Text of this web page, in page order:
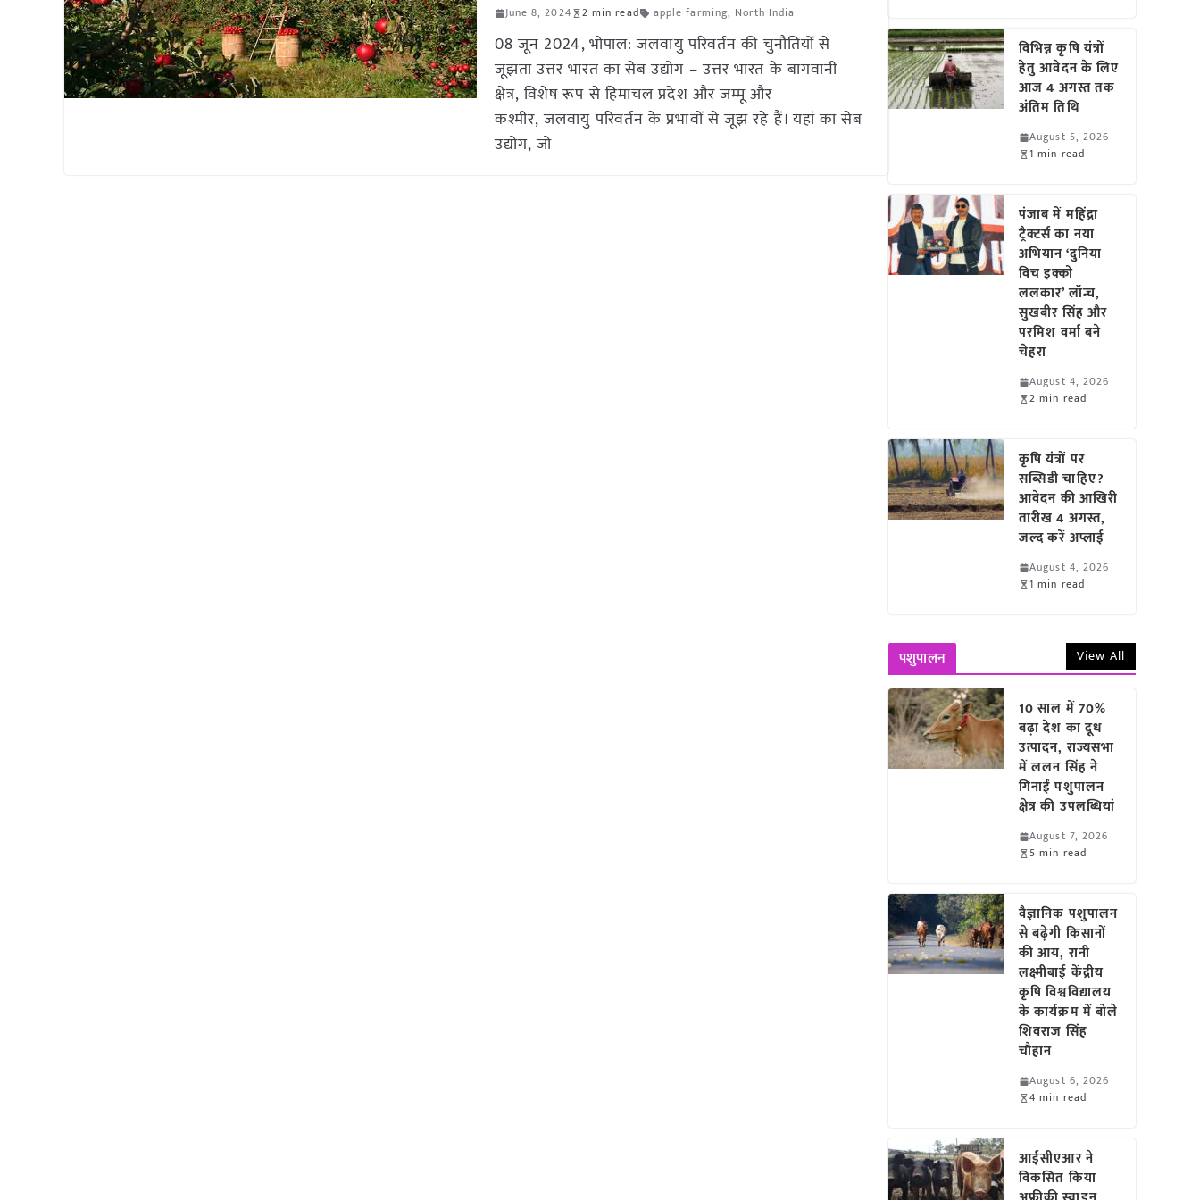
June 8, 2024 2 min read apple farming, North India
08 जून 2024, भोपाल: जलवायु परिवर्तन की चुनौतियों से
जूझता उत्तर भारत का सेब उद्योग – उत्तर भारत के बागवानी
क्षेत्र, विशेष रूप से हिमाचल प्रदेश और जम्मू और
कश्मीर, जलवायु परिवर्तन के प्रभावों से जूझ रहे हैं। यहां का सेब
उद्योग, जो
विभिन्न कृषि यंत्रों
हेतु आवेदन के लिए
आज 4 अगस्त तक
अंतिम तिथि
August 5, 2026
1 min read
पंजाब में महिंद्रा
ट्रैक्टर्स का नया
अभियान ‘दुनिया
विच इक्को
ललकार’ लॉन्च,
सुखबीर सिंह और
परमिश वर्मा बने
चेहरा
August 4, 2026
2 min read
कृषि यंत्रों पर
सब्सिडी चाहिए?
आवेदन की आखिरी
तारीख 4 अगस्त,
जल्द करें अप्लाई
August 4, 2026
1 min read
पशुपालन View All
10 साल में 70%
बढ़ा देश का दूध
उत्पादन, राज्यसभा
में ललन सिंह ने
गिनाईं पशुपालन
क्षेत्र की उपलब्धियां
August 7, 2026
5 min read
वैज्ञानिक पशुपालन
से बढ़ेगी किसानों
की आय, रानी
लक्ष्मीबाई केंद्रीय
कृषि विश्वविद्यालय
के कार्यक्रम में बोले
शिवराज सिंह
चौहान
August 6, 2026
4 min read
आईसीएआर ने
विकसित किया